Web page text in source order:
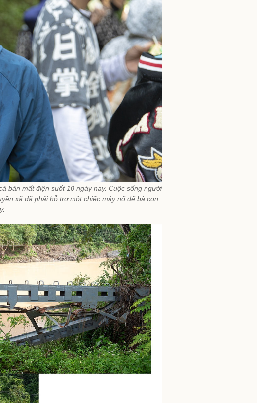
bản mất điện suốt 10 ngày nay. Cuộc sống người
xã đã phải hỗ trợ một chiếc máy nổ để bà con